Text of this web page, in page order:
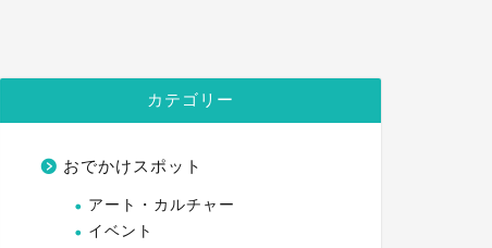
カテゴリー
おでかけスポット
アート・カルチャー
イベント